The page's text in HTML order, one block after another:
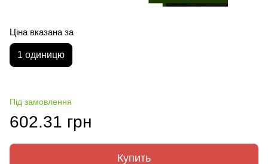
Ціна вказана за
1 одиницю
Під замовлення
602.31 грн
Купить